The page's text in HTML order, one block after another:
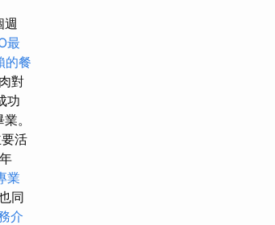
週
最
的餐
對
功
。
活
業
同
介